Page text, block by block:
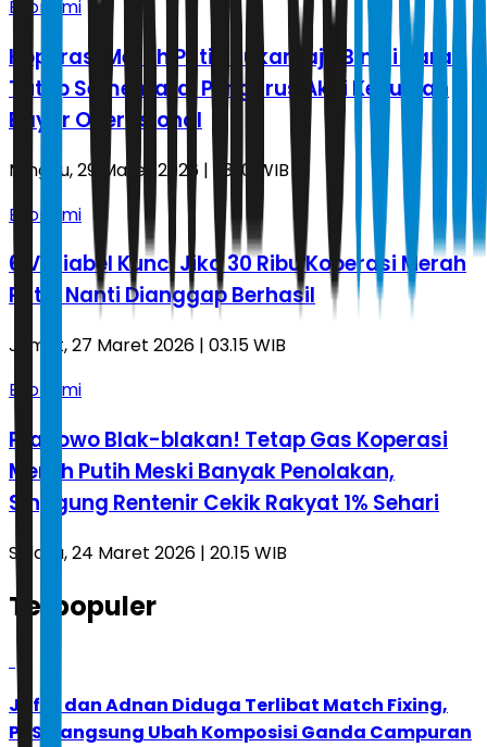
Ekonomi
Koperasi Merah Putih Sukamaju Binjai Barat
Tutup Sementara, Pengurus Akui Kesulitan
Bayar Operasional
Minggu, 29 Maret 2026 | 23.10 WIB
Ekonomi
6 Variabel Kunci Jika 30 Ribu Koperasi Merah
Putih Nanti Dianggap Berhasil
Jumat, 27 Maret 2026 | 03.15 WIB
Ekonomi
Prabowo Blak-blakan! Tetap Gas Koperasi
Merah Putih Meski Banyak Penolakan,
Singgung Rentenir Cekik Rakyat 1% Sehari
Selasa, 24 Maret 2026 | 20.15 WIB
Terpopuler
Jafar dan Adnan Diduga Terlibat Match Fixing,
PBSI Langsung Ubah Komposisi Ganda Campuran